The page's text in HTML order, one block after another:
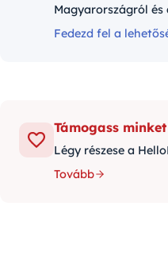
Magyarországról
Fedezd fel a
Támogass minket
Légy részese a
Tovább